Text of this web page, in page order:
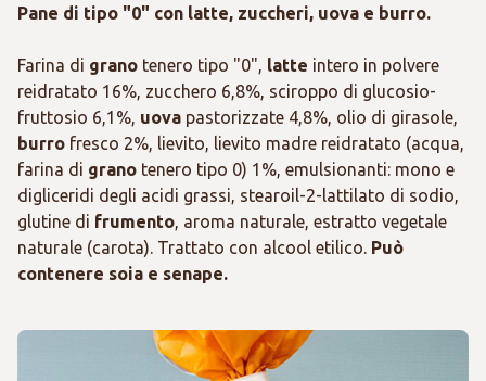
Pane di tipo "0" con latte, zuccheri, uova e burro.
Farina di grano tenero tipo "0", latte intero in polvere
reidratato 16%, zucchero 6,8%, sciroppo di glucosio-
fruttosio 6,1%, uova pastorizzate 4,8%, olio di girasole,
burro fresco 2%, lievito, lievito madre reidratato (acqua,
farina di grano tenero tipo 0) 1%, emulsionanti: mono e
digliceridi degli acidi grassi, stearoil-2-lattilato di sodio,
glutine di frumento, aroma naturale, estratto vegetale
naturale (carota). Trattato con alcool etilico. Può
contenere soia e senape.